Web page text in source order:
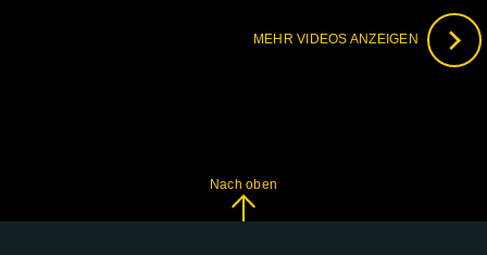
MEHR VIDEOS ANZEIGEN
Nach oben